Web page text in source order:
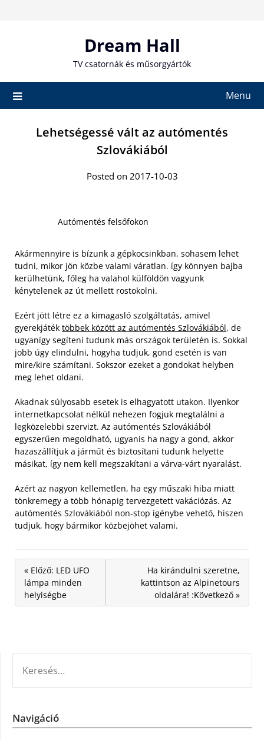
Dream Hall
TV csatornák és műsorgyártók
Menu
Lehetségessé vált az autómentés
Szlovákiából
Posted on 2017-10-03
Autómentés felsőfokon
Akármennyire is bízunk a gépkocsinkban, sohasem lehet
tudni, mikor jön közbe valami váratlan. így könnyen bajba
kerülhetünk, főleg ha valahol külföldön vagyunk
kénytelenek az út mellett rostokolni.
Ezért jött létre ez a kimagasló szolgáltatás, amivel
gyerekjáték többek között az autómentés Szlovákiából, de
ugyanígy segíteni tudunk más országok területén is. Sokkal
jobb úgy elindulni, hogyha tudjuk, gond esetén is van
mire/kire számítani. Sokszor ezeket a gondokat helyben
meg lehet oldani.
Akadnak súlyosabb esetek is elhagyatott utakon. Ilyenkor
internetkapcsolat nélkül nehezen fogjuk megtalálni a
legközelebbi szervizt. Az autómentés Szlovákiából
egyszerűen megoldható, ugyanis ha nagy a gond, akkor
hazaszállítjuk a járműt és biztosítani tudunk helyette
másikat, így nem kell megszakítani a várva-várt nyaralást.
Azért az nagyon kellemetlen, ha egy műszaki hiba miatt
tönkremegy a több hónapig tervezgetett vakációzás. Az
autómentés Szlovákiából non-stop igénybe vehető, hiszen
tudjuk, hogy bármikor közbejöhet valami.
« Előző: LED UFO
lámpa minden
helyiségbe
Ha kirándulni szeretne,
kattintson az Alpinetours
oldalára! :Következő »
Navigáció